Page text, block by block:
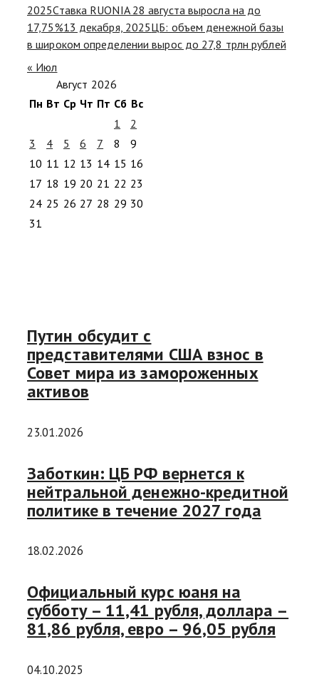
2025Ставка RUONIA 28 августа выросла на до
17,75%13 декабря, 2025ЦБ: объем денежной базы
в широком определении вырос до 27,8 трлн рублей
« Июл
Август 2026
Пн Вт Ср Чт Пт Сб Вс
1
2
3
4 5 6 7 8
9
10 11 12 13 14 15 16
17 18 19 20 21 22 23
24 25 26 27 28 29 30
31
Путин обсудит с
представителями США взнос в
Совет мира из замороженных
активов
23.01.2026
Заботкин: ЦБ РФ вернется к
нейтральной денежно-кредитной
политике в течение 2027 года
18.02.2026
Официальный курс юаня на
субботу – 11,41 рубля, доллара –
81,86 рубля, евро – 96,05 рубля
04.10.2025